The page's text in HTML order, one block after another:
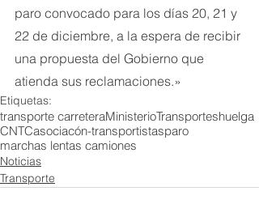
paro convocado para los días 20, 21 y
22 de diciembre, a la espera de recibir
una propuesta del Gobierno que
atienda sus reclamaciones.»
Etiquetas:
transporte carreteraMinisterioTransporteshuelga
CNTCasociacón-transportistasparo
marchas lentas camiones
Noticias
Transporte